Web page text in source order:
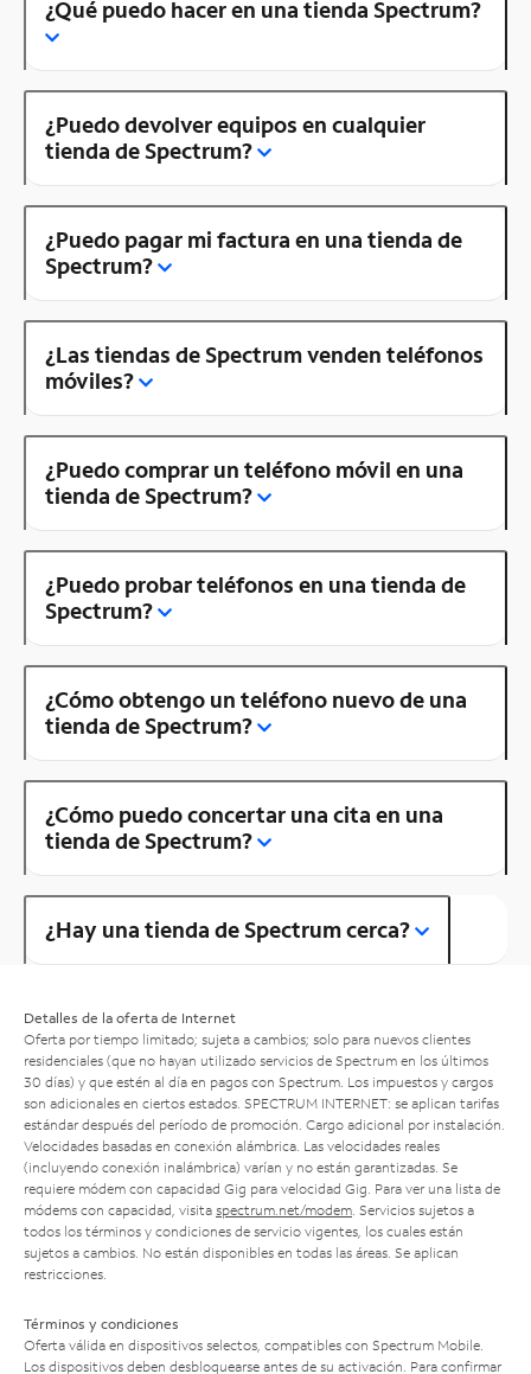
¿Qué puedo hacer en una tienda Spectrum?
¿Puedo devolver equipos en cualquier
tienda de Spectrum?
¿Puedo pagar mi factura en una tienda de
Spectrum?
¿Las tiendas de Spectrum venden teléfonos
móviles?
¿Puedo comprar un teléfono móvil en una
tienda de Spectrum?
¿Puedo probar teléfonos en una tienda de
Spectrum?
¿Cómo obtengo un teléfono nuevo de una
tienda de Spectrum?
¿Cómo puedo concertar una cita en una
tienda de Spectrum?
¿Hay una tienda de Spectrum cerca?
Detalles de la oferta de Internet
Oferta por tiempo limitado; sujeta a cambios; solo para nuevos clientes
residenciales (que no hayan utilizado servicios de Spectrum en los últimos
30 días) y que estén al día en pagos con Spectrum. Los impuestos y cargos
son adicionales en ciertos estados. SPECTRUM INTERNET: se aplican tarifas
estándar después del período de promoción. Cargo adicional por instalación.
Velocidades basadas en conexión alámbrica. Las velocidades reales
(incluyendo conexión inalámbrica) varían y no están garantizadas. Se
requiere módem con capacidad Gig para velocidad Gig. Para ver una lista de
módems con capacidad, visita spectrum.net/modem . Servicios sujetos a
todos los términos y condiciones de servicio vigentes, los cuales están
sujetos a cambios. No están disponibles en todas las áreas. Se aplican
restricciones.
Términos y condiciones
Oferta válida en dispositivos selectos, compatibles con Spectrum Mobile.
Los dispositivos deben desbloquearse antes de su activación. Para confirmar